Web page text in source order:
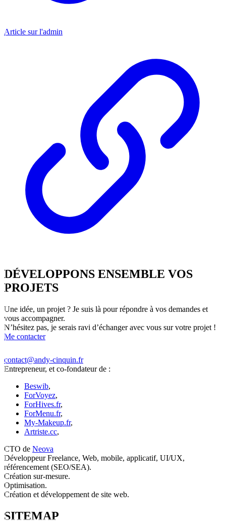
Article sur l'admin
DÉVELOPPONS ENSEMBLE VOS
PROJETS
Une idée, un projet ? Je suis là pour répondre à vos demandes et
vous accompagner.
N’hésitez pas, je serais ravi d’échanger avec vous sur votre projet !
Me contacter
contact@andy-cinquin.fr
Entrepreneur, et co-fondateur de :
Beswib,
ForVoyez,
ForHives.fr,
ForMenu.fr,
My-Makeup.fr,
Artriste.cc,
CTO de Neova
Développeur Freelance, Web, mobile, applicatif, UI/UX,
référencement (SEO/SEA).
Création sur-mesure.
Optimisation.
Création et développement de site web.
SITEMAP